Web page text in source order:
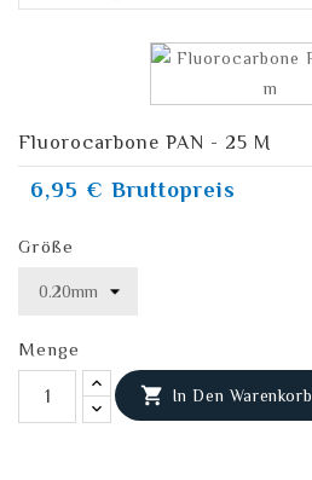
Fluorocarbone PAN - 25 M
6,95 € Bruttopreis
Größe
Menge
 In Den Warenkorb